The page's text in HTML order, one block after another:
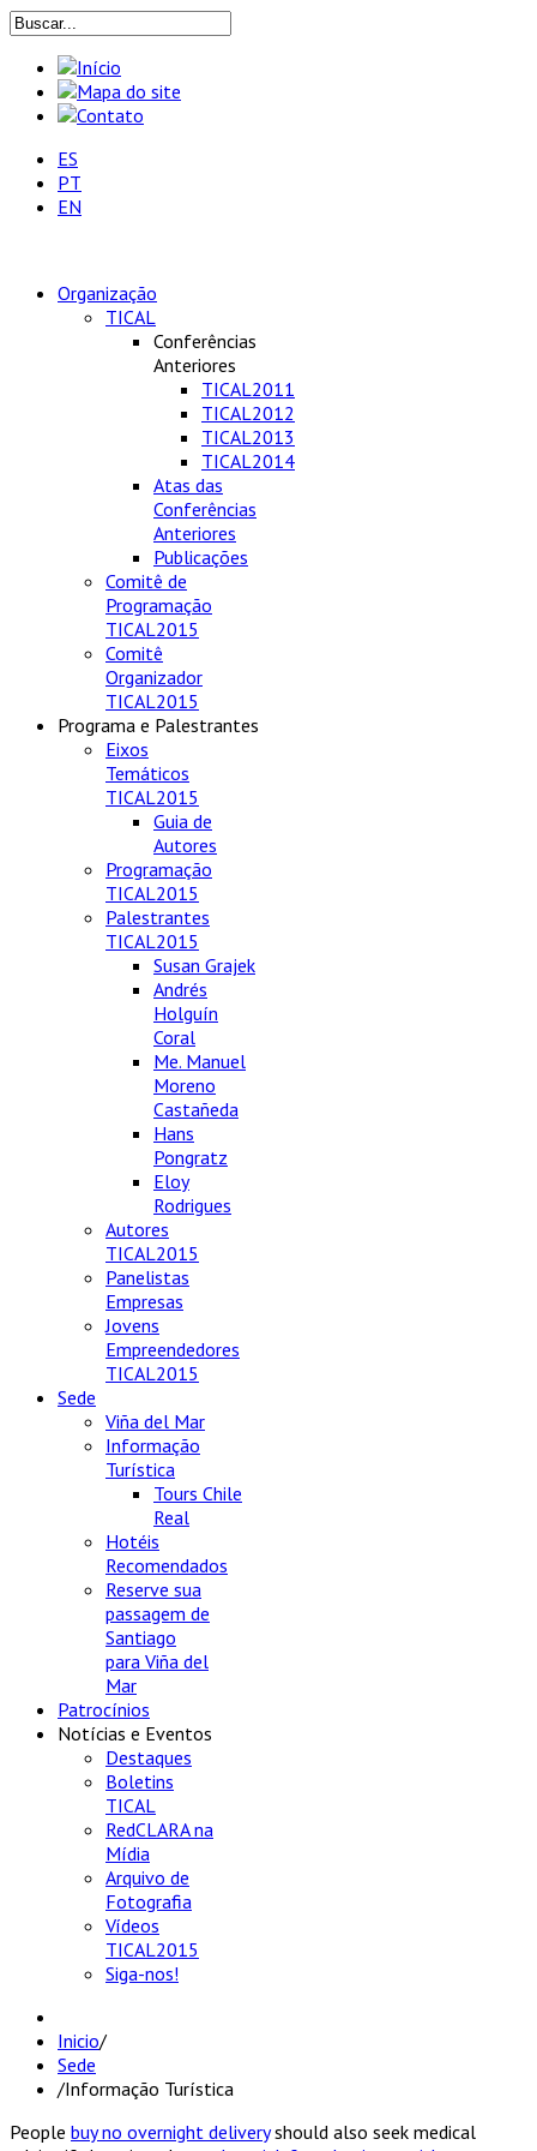
ES
PT
EN
Organização
TICAL
Conferências
Anteriores
TICAL2011
TICAL2012
TICAL2013
TICAL2014
Atas das
Conferências
Anteriores
Publicações
Comitê de
Programação
TICAL2015
Comitê
Organizador
TICAL2015
Programa e Palestrantes
Eixos
Temáticos
TICAL2015
Guia de
Autores
Programação
TICAL2015
Palestrantes
TICAL2015
Susan Grajek
Andrés
Holguín
Coral
Me. Manuel
Moreno
Castañeda
Hans
Pongratz
Eloy
Rodrigues
Autores
TICAL2015
Panelistas
Empresas
Jovens
Empreendedores
TICAL2015
Sede
Viña del Mar
Informação
Turística
Tours Chile
Real
Hotéis
Recomendados
Reserve sua
passagem de
Santiago
para Viña del
Mar
Patrocínios
Notícias e Eventos
Destaques
Boletins
TICAL
RedCLARA na
Mídia
Arquivo de
Fotografia
Vídeos
TICAL2015
Siga-nos!
Inicio/
Sede
/Informação Turística
People buy no overnight deliveryshould also seek medical